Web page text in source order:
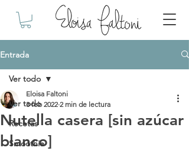
Entrada
Ver todo
Recetas
Smoothie
Ver todo
Nutella casera [sin azúcar
blanco]
Eloisa Faltoni
3 feb 2022 2 min de lectura